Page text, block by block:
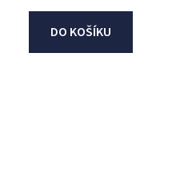
DO KOŠÍKU